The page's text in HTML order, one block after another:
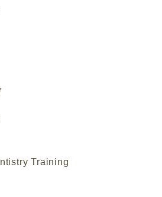
Training